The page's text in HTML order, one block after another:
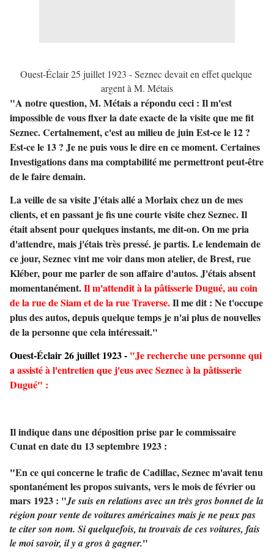
Ouest-Éclair 25 juillet 1923 - Seznec devait en effet quelque
argent à M. Métais
"A notre question, M. Métais a répondu ceci : Il m'est
impossible de vous flxer la date exacte de la visite que me fit
Seznec. Certalnement, c'est au milieu de juin Est-ce le 12 ?
Est-ce le 13 ? Je ne puis vous le dire en ce moment. Certaines
Investigations dans ma comptabilité me permettront peut-être
de le faire demain.
La veille de sa visite J'étais allé a Morlaix chez un de mes
clients, et en passant je fis une courte visite chez Seznec. Il
était absent pour quelques instants, me dit-on. On me pria
d'attendre, mais j'étais très pressé. je partis. Le lendemain de
ce jour, Seznec vint me voir dans mon atelier, de Brest, rue
Kléber, pour me parler de son affaire d'autos. J'étais absent
momentanément.Il m'attendit à la pâtisserie Dugué, au coin
de la rue de Siam et de la rue Traverse.Il me dit : Ne t'occupe
plus des autos, depuis quelque temps je n'ai plus de nouvelles
de la personne que cela intéressait."
Ouest-Éclair 26 juillet 1923 - "Je recherche une personne qui
a assisté à l'entretien que j'eus avec Seznec à la pâtisserie
Dugué" :
Il indique dans une déposition prise par le commissaire
Cunat en date du 13 septembre 1923 :
"En ce qui concerne le trafic de Cadillac, Seznec m'avait tenu
spontanément les propos suivants, vers le mois de février ou
mars 1923 : "Je suis en relations avec un très gros bonnet de la
région pour vente de voitures américaines mais je ne peux pas
te citer son nom. Si quelquefois, tu trouvais de ces voitures, fais
le moi savoir, il y a gros à gagner."